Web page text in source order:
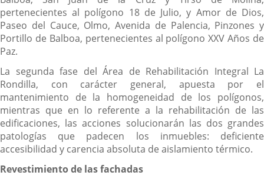
pertenecientes al polígono 18 de Julio, y Amor de Dios,
Paseo del Cauce, Olmo, Avenida de Palencia, Pinzones y
Portillo de Balboa, pertenecientes al polígono XXV Años de
Paz.
La segunda fase del Área de Rehabilitación Integral La
Rondilla, con carácter general, apuesta por el
mantenimiento de la homogeneidad de los polígonos,
mientras que en lo referente a la rehabilitación de las
edificaciones, las acciones solucionarán las dos grandes
patologías que padecen los inmuebles: deficiente
accesibilidad y carencia absoluta de aislamiento térmico.
Revestimiento de las fachadas